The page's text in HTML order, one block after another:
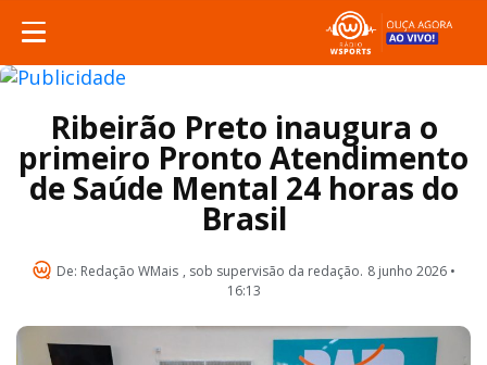
Ribeirão Preto inaugura o
primeiro Pronto Atendimento
de Saúde Mental 24 horas do
Brasil
De: Redação WMais , sob supervisão da redação. 8 junho 2026 •
16:13